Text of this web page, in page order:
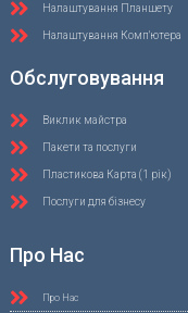
Налаштування Планшету
Налаштування Комп'ютера
Обслуговування
Виклик майстра
Пакети та послуги
Пластикова Карта (1 рік)
Послуги для бізнесу
Про Нас
Про Нас